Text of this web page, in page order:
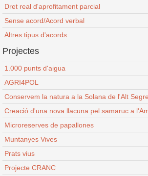
Dret real d'aprofitament parcial
Sense acord/Acord verbal
Altres tipus d'acords
Projectes
1.000 punts d'aigua
AGRI4POL
Conservem la natura a la Solana de l'Alt
Creació d'una nova llacuna pel samaruc a
Microreserves de papallones
Muntanyes Vives
Prats vius
Projecte CRANC